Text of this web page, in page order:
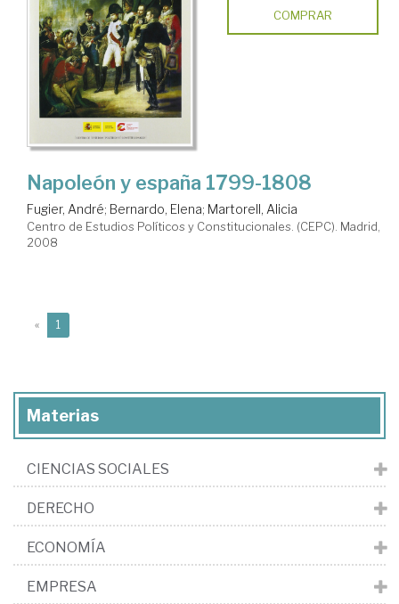
COMPRAR
Napoleón y españa 1799-1808
Fugier, André; Bernardo, Elena; Martorell, Alicia
Centro de Estudios Políticos y Constitucionales. (CEPC). Madrid,
2008
« 1
Materias
CIENCIAS SOCIALES
DERECHO
ECONOMÍA
EMPRESA